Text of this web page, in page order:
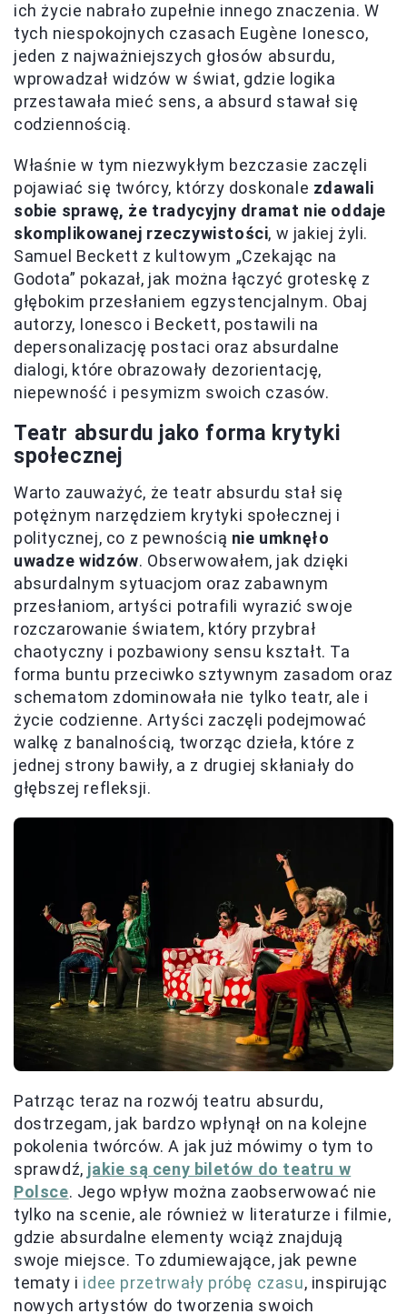
ich życie nabrało zupełnie innego znaczenia. W
tych niespokojnych czasach Eugène Ionesco,
jeden z najważniejszych głosów absurdu,
wprowadzał widzów w świat, gdzie logika
przestawała mieć sens, a absurd stawał się
codziennością.
Właśnie w tym niezwykłym bezczasie zaczęli
pojawiać się twórcy, którzy doskonale zdawali
sobie sprawę, że tradycyjny dramat nie oddaje
skomplikowanej rzeczywistości, w jakiej żyli.
Samuel Beckett z kultowym „Czekając na
Godota” pokazał, jak można łączyć groteskę z
głębokim przesłaniem egzystencjalnym. Obaj
autorzy, Ionesco i Beckett, postawili na
depersonalizację postaci oraz absurdalne
dialogi, które obrazowały dezorientację,
niepewność i pesymizm swoich czasów.
Teatr absurdu jako forma krytyki
społecznej
Warto zauważyć, że teatr absurdu stał się
potężnym narzędziem krytyki społecznej i
politycznej, co z pewnością nie umknęło
uwadze widzów. Obserwowałem, jak dzięki
absurdalnym sytuacjom oraz zabawnym
przesłaniom, artyści potrafili wyrazić swoje
rozczarowanie światem, który przybrał
chaotyczny i pozbawiony sensu kształt. Ta
forma buntu przeciwko sztywnym zasadom oraz
schematom zdominowała nie tylko teatr, ale i
życie codzienne. Artyści zaczęli podejmować
walkę z banalnością, tworząc dzieła, które z
jednej strony bawiły, a z drugiej skłaniały do
głębszej refleksji.
Patrząc teraz na rozwój teatru absurdu,
dostrzegam, jak bardzo wpłynął on na kolejne
pokolenia twórców. A jak już mówimy o tym to
sprawdź, jakie są ceny biletów do teatru w
Polsce. Jego wpływ można zaobserwować nie
tylko na scenie, ale również w literaturze i filmie,
gdzie absurdalne elementy wciąż znajdują
swoje miejsce. To zdumiewające, jak pewne
tematy i idee przetrwały próbę czasu, inspirując
nowych artystów do tworzenia swoich